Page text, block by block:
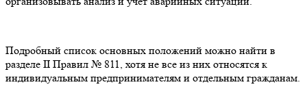
Подробный список основных положений можно найти в
разделе II Правил № 811, хотя не все из них относятся к
индивидуальным предпринимателям и отдельным гражданам.